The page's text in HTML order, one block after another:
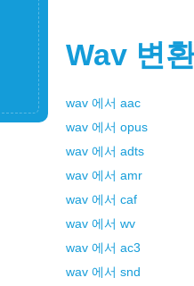
Wav 변
wav 에서 aac
wav 에서 opus
wav 에서 adts
wav 에서 amr
wav 에서 caf
wav 에서 wv
wav 에서 ac3
wav 에서 snd